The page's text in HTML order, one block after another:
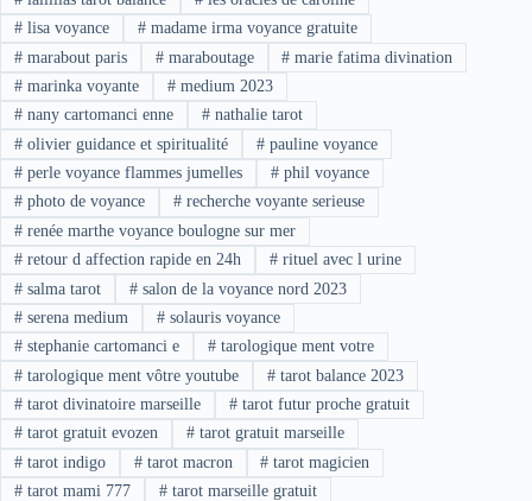
#lisa voyance #madame irma voyance gratuite
#marabout paris #maraboutage # marie fatima divination
#marinka voyante #medium 2023
#nany cartomanci enne #nathalie tarot
#olivier guidance et spiritualité #pauline voyance
#perle voyance flammes jumelles #phil voyance
#photo de voyance #recherche voyante serieuse
#renée marthe voyance boulogne sur mer
#retour d affection rapide en 24h #rituel avec l urine
#salma tarot #salon de la voyance nord 2023
#serena medium #solauris voyance
#stephanie cartomanci e #tarologique ment votre
#tarologique ment vôtre youtube #tarot balance 2023
#tarot divinatoire marseille #tarot futur proche gratuit
#tarot gratuit evozen #tarot gratuit marseille
#tarot indigo #tarot macron # tarot magicien
#tarot mami 777 #tarot marseille gratuit